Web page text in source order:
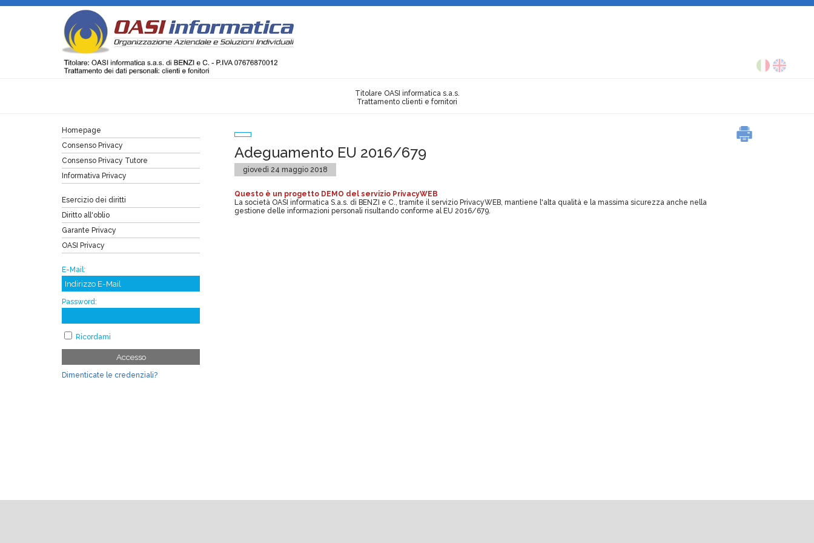
Titolare OASI informatica s.a.s.
Trattamento clienti e fornitori
Homepage
Consenso Privacy
Consenso Privacy Tutore
Informativa Privacy
Esercizio dei diritti
Diritto all'oblio
Garante Privacy
OASI Privacy
E-Mail:
Password:
Ricordami
Accesso
Dimenticate le credenziali?
Adeguamento EU 2016/679
giovedì 24 maggio 2018
Questo è un progetto DEMO del servizio PrivacyWEB
La società OASI informatica S.a.s. di BENZI e C., tramite il servizio PrivacyWEB, mantiene l'alta qualità e la massima sicurezza anche nella
gestione delle informazioni personali risultando conforme al EU 2016/679.